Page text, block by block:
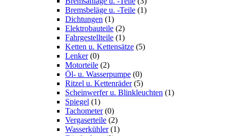
Bremsbeläge u. -Teile (1)
Dichtungen (1)
Elektrobauteile (2)
Fahrgestellteile (1)
Ketten u. Kettensätze (5)
Lenker (0)
Motorteile (2)
Öl- u. Wasserpumpe (0)
Ritzel u. Kettenräder (5)
Scheinwerfer u. Blinkleuchten (1)
Spiegel (1)
Tachometer (0)
Vergaserteile (2)
Wasserkühler (1)